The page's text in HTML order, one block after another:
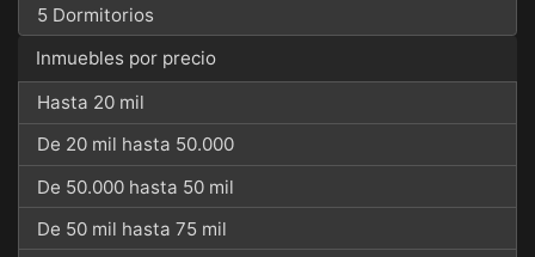
5 Dormitorios
Inmuebles por precio
Hasta 20 mil
De 20 mil hasta 50.000
De 50.000 hasta 50 mil
De 50 mil hasta 75 mil